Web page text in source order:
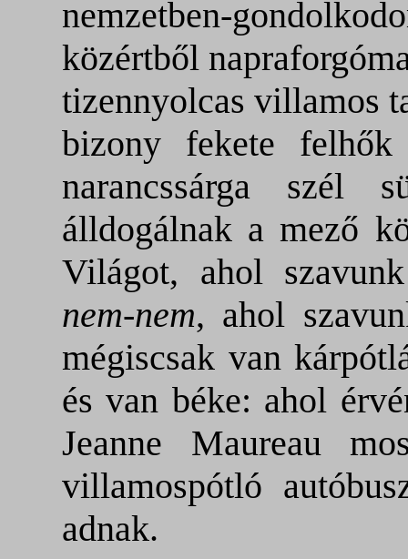
nemzetben-
közértből
tizennyolcas villamos
bizony fekete
narancssárga szél
álldogálnak a mező
Világot, ahol
nem-nem, ahol
mégiscsak van
és van béke: ahol
Jeanne Maureau
villamospótló
adnak.